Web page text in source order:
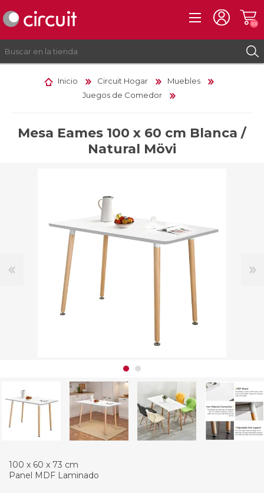
(0)
Inicio Circuit Hogar
Muebles
Juegos de Comedor
Mesa Eames 100 x 60 cm Blanca /
Natural Mövi
100 x 60 x 73 cm
Panel MDF Laminado